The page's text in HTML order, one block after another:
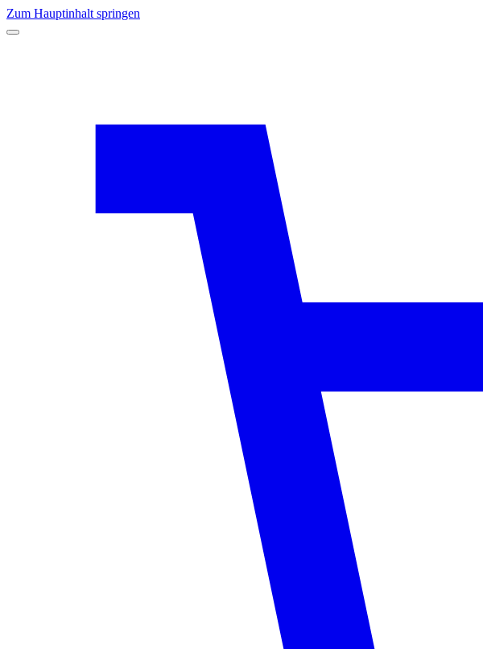
Zum Hauptinhalt springen